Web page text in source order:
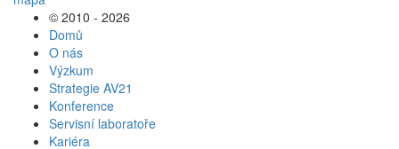
© 2010 - 2026
Domů
O nás
Výzkum
Strategie AV21
Konference
Servisní laboratoře
Kariéra